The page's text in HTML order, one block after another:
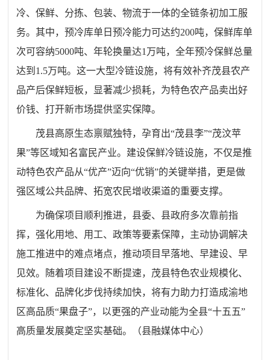
冷、保鲜、分拣、包装、物流于一体的全链条初加工服
务。其中，预冷库单日预冷能力可达约200吨，保鲜库单
次可容纳5000吨、年轮换量达1万吨，全年预冷保鲜总量
达到1.5万吨。这一大型冷链设施，将有效补齐茂县农产
品产后保鲜短板，显著减少损耗，为特色农产品卖出好
价钱、打开新市场提供坚实保障。
茂县高原生态禀赋独特，孕育出“茂县李”“茂汶苹
果”等区域知名富民产业。建设保鲜冷链设施，不仅是推
动特色农产品从“优产”迈向“优销”的关键举措，更是做
强区域公共品牌、拓宽农民增收渠道的重要支撑。
为确保项目顺利推进，县委、县政府多次靠前指
挥，强化用地、用工、政策等要素保障，主动协调解决
施工推进中的难点堵点，推动项目早落地、早建设、早
见效。随着项目建设不断提速，茂县特色农业规模化、
标准化、品牌化步伐持续加快，将有力助力打造成渝地
区高品质“果盘子”，以更强的产业动能为全县“十五五”
高质量发展奠定坚实基础。
（县融媒体中心）